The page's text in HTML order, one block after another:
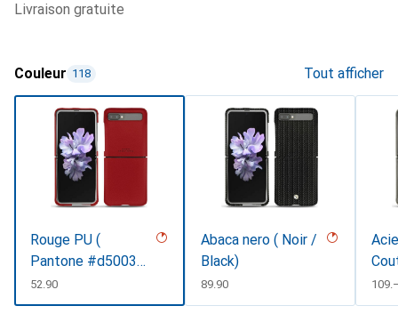
livraison gratuite
Couleur 118 Tout afficher
Rouge PU (
Pantone #d50032
)CHF
52.90
Abaca nero ( Noir /
Black)
CHF
89.90 CHF